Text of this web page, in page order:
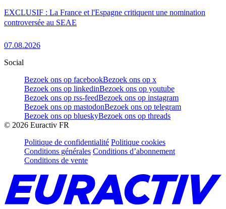
EXCLUSIF : La France et l'Espagne critiquent une nomination
controversée au SEAE
07.08.2026
Social
Bezoek ons op facebookBezoek ons op x
Bezoek ons op linkedinBezoek ons op youtube
Bezoek ons op rss-feedBezoek ons op instagram
Bezoek ons op mastodonBezoek ons op telegram
Bezoek ons op blueskyBezoek ons op threads
© 2026 Euractiv FR
Politique de confidentialité Politique cookies
Conditions générales Conditions d’abonnement
Conditions de vente